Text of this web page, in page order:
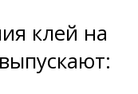
клей на